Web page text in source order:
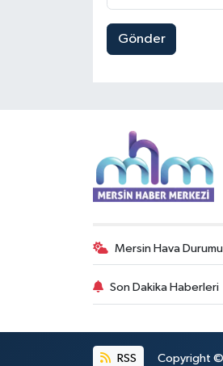
Gönder
Mersin Hava Durumu
Son Dakika Haberleri
RSS Copyright ©